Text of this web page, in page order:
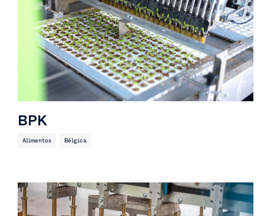
BPK
Alimentos Bélgica